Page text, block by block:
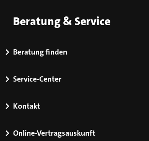
Beratung & Service
Beratung finden
Service-Center
Kontakt
Online-Vertragsauskunft